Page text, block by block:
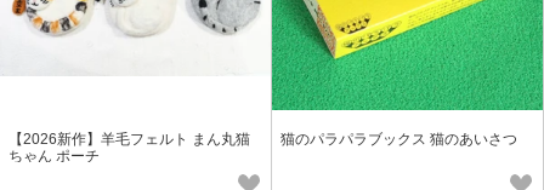
【2026新作】羊毛フェルト まん丸猫
ちゃん ポーチ
猫のパラパラブックス 猫のあいさつ